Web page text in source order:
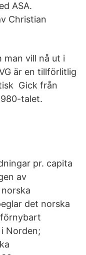
ASA.
Christian
man vill nå ut i
är en tillförlitlig
Gick från
talet.
pr. capita
av
det norska
Norden;